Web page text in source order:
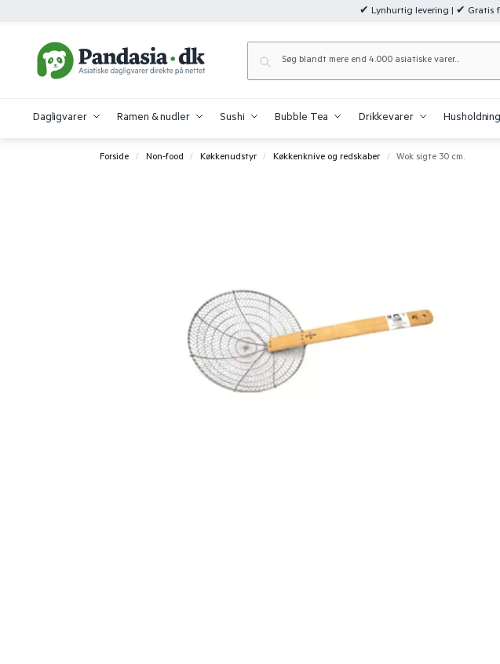
✔ Lynhurtig levering | ✔ Gratis
Dagligvarer Ramen & nudler Sushi Bubble Tea Drikkevarer
Forside / Non-food / Køkkenudstyr / Køkkenknive og redskaber / Wok sigte 30 cm.